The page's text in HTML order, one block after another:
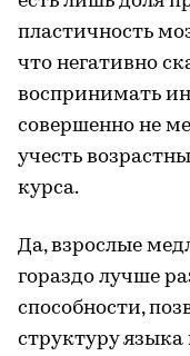
пластичность
что негативно
воспринимать
совершенно не
учесть
курса.
Да, взрослые
гораздо лучше
способности,
структуру